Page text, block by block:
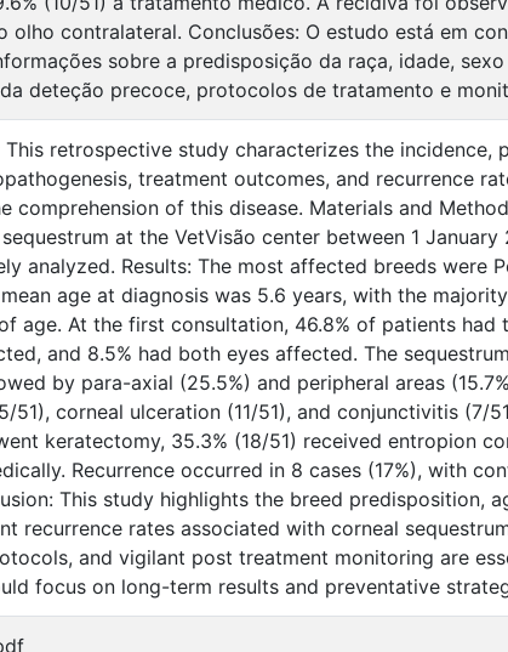
olho contralateral. Conclusões: O estudo está em
sobre a predisposição da raça, idade,
deteção precoce, protocolos de tratamento e
retrospective study characterizes the incidence,
treatment outcomes, and recurrence
comprehension of this disease. Materials and
at the VetVisão center between 1
analyzed. Results: The most affected breeds were
mean age at diagnosis was 5.6 years, with the
age. At the first consultation, 46.8% of patients
and 8.5% had both eyes affected. The
by para-axial (25.5%) and peripheral areas
51), corneal ulceration (11/51), and conjunctivitis (7/
keratectomy, 35.3% (18/51) received entropion
Recurrence occurred in 8 cases (17%), with
This study highlights the breed predisposition,
recurrence rates associated with corneal
and vigilant post treatment monitoring are
focus on long-term results and preventative